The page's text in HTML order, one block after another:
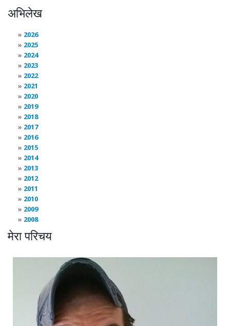
अभिलेख
2026
2025
2024
2023
2022
2021
2020
2019
2018
2017
2016
2015
2014
2013
2012
2011
2010
2009
2008
मेरा परिचय